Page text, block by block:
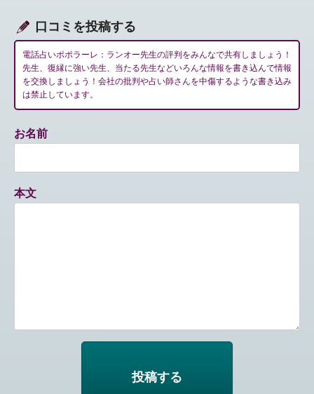
ン
口コミを投稿する
電話占いポポラーレ：ランオー先生の評判をみんなで共有しましょう！
先生、復縁に強い先生、当たる先生などいろんな情報を書き込んで情報
を交換しましょう！会社の批判や占い師さんを中傷するような書き込み
は禁止しています。
お名前
本文